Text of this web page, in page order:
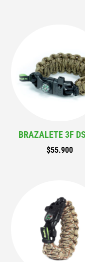
BRAZALETE 3F
$55.900